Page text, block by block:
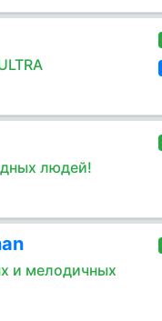
людей!
и мелодичных